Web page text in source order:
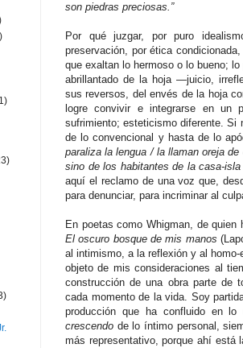
son piedras preciosas.”
Por qué juzgar, por puro
preservación, por ética
que exaltan lo hermoso o lo bueno;
abrillantado de la hoja —juicio,
sus reversos, del envés de la hoja
logre convivir e integrarse en un
sufrimiento; esteticismo diferente. Si
de lo convencional y hasta de lo
paraliza la lengua / la llaman oreja
sino de los habitantes de la casa-
aquí el reclamo de una voz que,
para denunciar, para incriminar al
En poetas como Whigman, de
El oscuro bosque de mis manos
al intimismo, a la reflexión y al
objeto de mis consideraciones al
construcción de una obra parte de
cada momento de la vida. Soy
producción que ha confluido en
crescendo de lo íntimo personal,
más representativo, porque ahí está